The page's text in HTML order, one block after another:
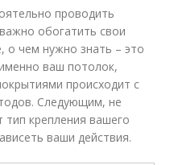
проводить
обогатить свои
о чем нужно знать – это
ваш потолок,
происходит с
Следующим, не
крепления вашего
ваши действия.